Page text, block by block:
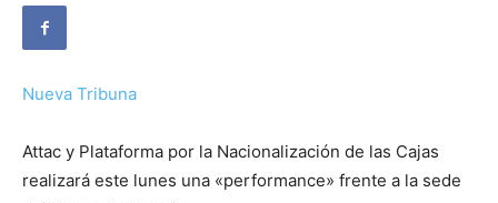
Nueva Tribuna
Attac y Plataforma por la Nacionalización de las Cajas
realizará este lunes una «performance» frente a la sede